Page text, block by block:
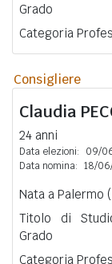
Grado
Categoria
Consigliere
Claudia
24 anni
Data elezioni:
09/
Data nomina: 18/
Nata a Palermo
Titolo di
Grado
Categoria